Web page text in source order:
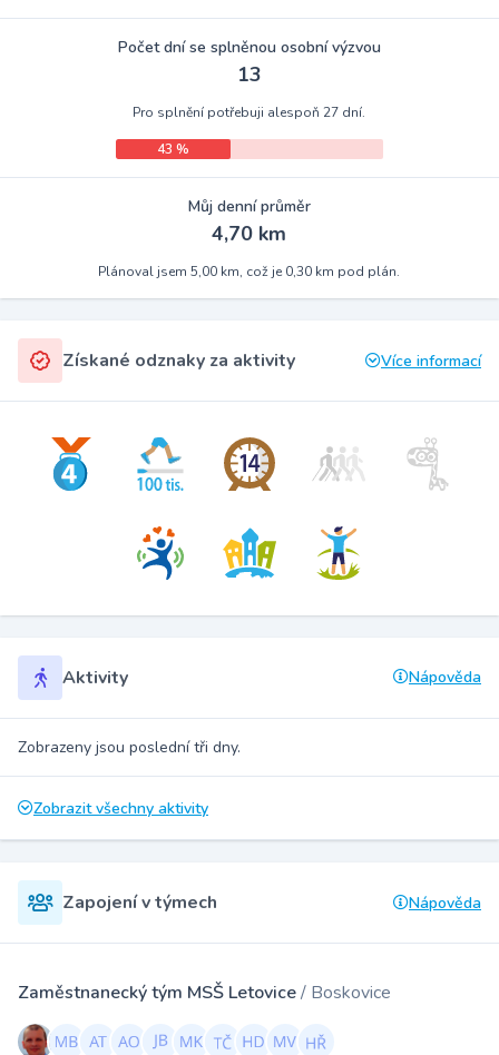
Počet dní se splněnou osobní výzvou
13
Pro splnění potřebuji alespoň 27 dní.
43 %
Můj denní průměr
4,70 km
Plánoval jsem 5,00 km, což je 0,30 km pod plán.
Získané odznaky za aktivity Více informací
Aktivity Nápověda
Zobrazeny jsou poslední tři dny.
Zobrazit všechny aktivity
Zapojení v týmech Nápověda
Zaměstnanecký tým MSŠ Letovice/ Boskovice